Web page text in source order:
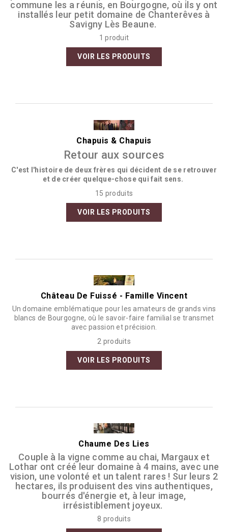
commune les a réunis, en Bourgogne, où ils y ont
installés leur petit domaine de Chanterêves à
Savigny Lès Beaune.
1 produit
VOIR LES PRODUITS
Chapuis & Chapuis
Retour aux sources
C'est l'histoire de deux frères qui décident de se retrouver
et de créer quelque-chose qui fait sens.
15 produits
VOIR LES PRODUITS
Château De Fuissé - Famille Vincent
Un domaine emblématique pour les amateurs de grands vins
blancs de Bourgogne, où le savoir-faire familial se transmet
avec passion et précision.
2 produits
VOIR LES PRODUITS
Chaume Des Lies
Couple à la vigne comme au chai, Margaux et
Lothar ont créé leur domaine à 4 mains, avec une
vision, une volonté et un talent rares ! Sur leurs 2
hectares, ils produisent des vins authentiques,
bourrés d'énergie et, à leur image,
irrésistiblement joyeux.
8 produits